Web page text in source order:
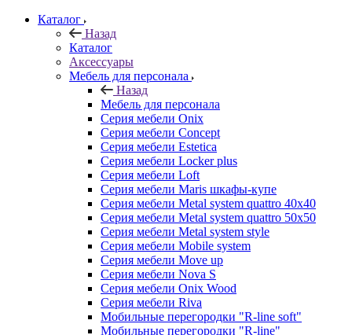
Каталог
Назад
Каталог
Аксессуары
Мебель для персонала
Назад
Мебель для персонала
Серия мебели Onix
Серия мебели Concept
Серия мебели Estetica
Серия мебели Locker plus
Серия мебели Loft
Серия мебели Maris шкафы-купе
Серия мебели Metal system quattro 40x40
Серия мебели Metal system quattro 50x50
Серия мебели Metal system style
Серия мебели Mobile system
Серия мебели Move up
Серия мебели Nova S
Серия мебели Onix Wood
Серия мебели Riva
Мобильные перегородки "R-line soft"
Мобильные перегородки "R-line"